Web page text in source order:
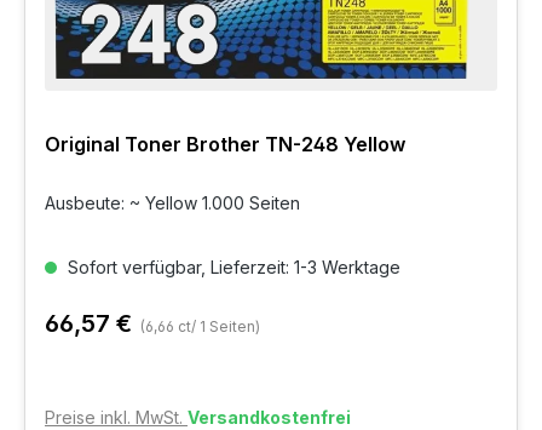
Original Toner Brother TN-248 Yellow
Ausbeute: ~ Yellow 1.000 Seiten
Sofort verfügbar, Lieferzeit: 1-3 Werktage
66,57 € (6,66 ct/ 1 Seiten)
Preise inkl. MwSt. Versandkostenfrei